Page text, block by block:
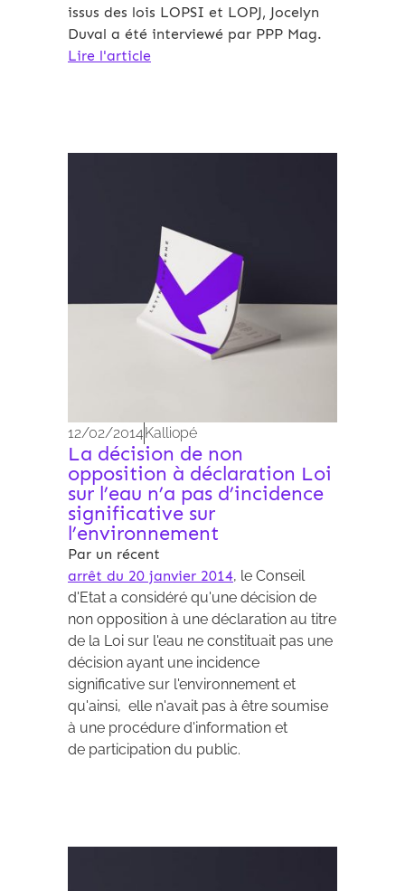
issus des lois LOPSI et LOPJ, Jocelyn
Duval a été interviewé par PPP Mag.
Lire l'article
12/02/2014Kalliopé
La décision de non
opposition à déclaration Loi
sur l’eau n’a pas d’incidence
significative sur
l’environnement
Par un récent
arrêt du 20 janvier 2014, le Conseil
d'Etat a considéré qu'une décision de
non opposition à une déclaration au titre
de la Loi sur l'eau ne constituait pas une
décision ayant une incidence
significative sur l'environnement et
qu'ainsi, elle n'avait pas à être soumise
à une procédure d'information et
de participation du public.